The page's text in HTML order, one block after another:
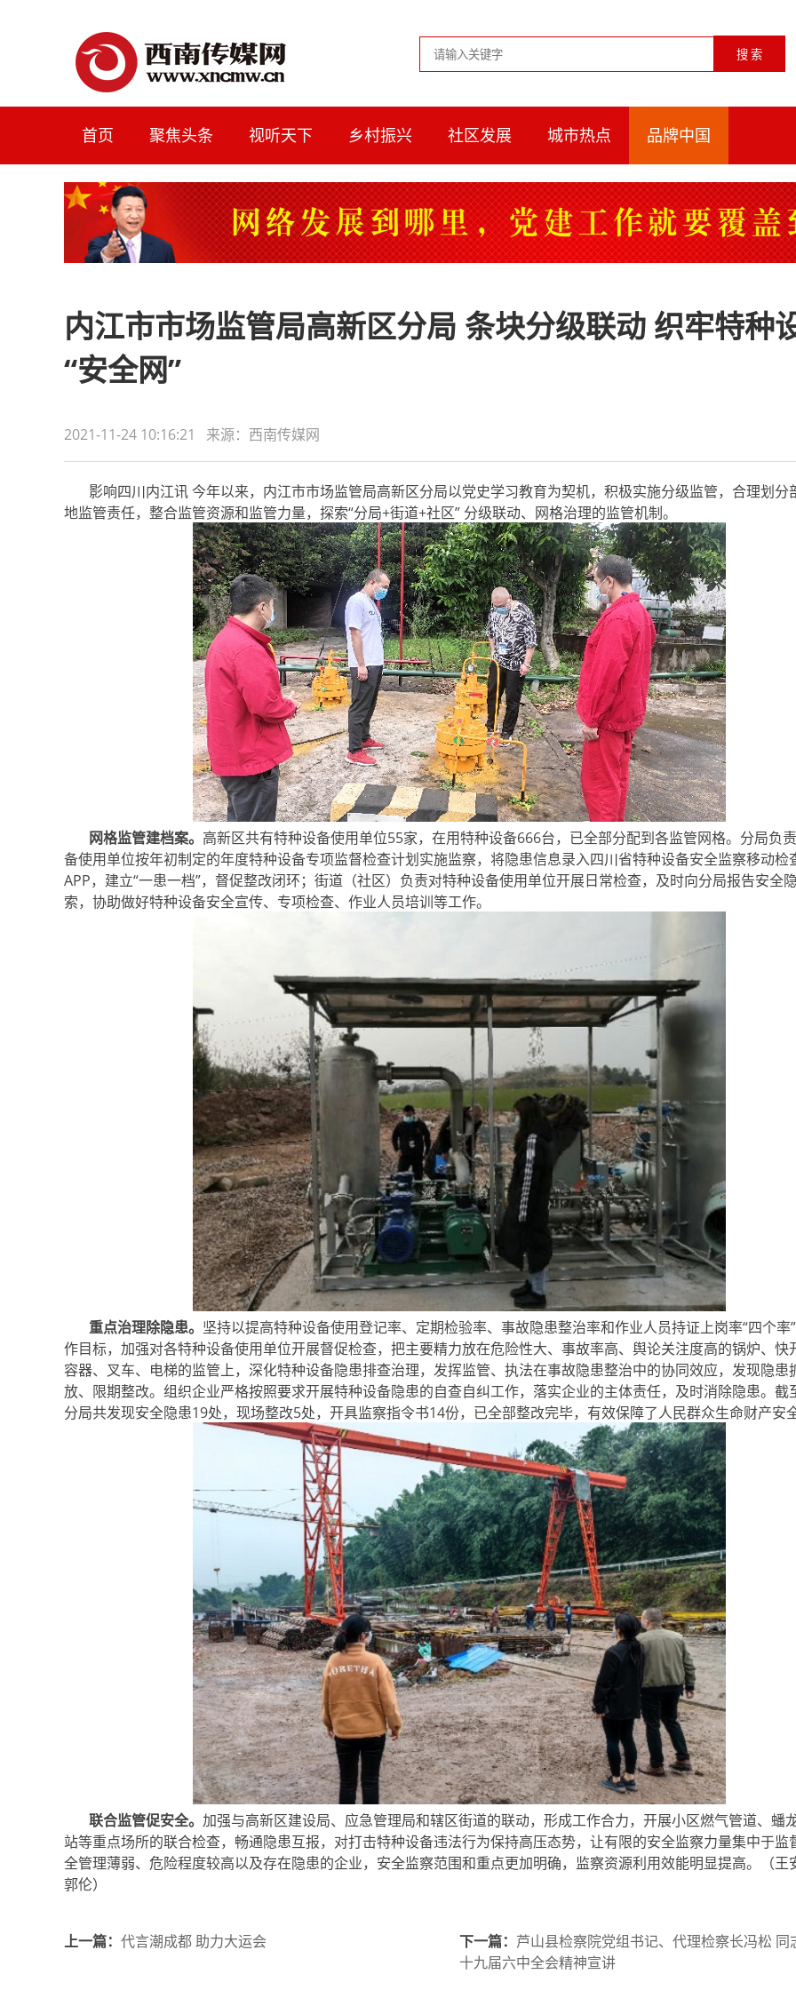
首页 聚焦头条 视听天下 乡村振兴 社区发展 城市热点 品牌中国
内江市市场监管局高新区分局 条块分级联动 织牢特种
“安全网”
2021-11-24 10:16:21 来源：西南传媒网
影响四川内江讯 今年以来，内江市市场监管局高新区分局以党史学习教育为契机，积极实施分级监管，合理划分
地监管责任，整合监管资源和监管力量，探索“分局+街道+社区” 分级联动、网格治理的监管机制。
网格监管建档案。 高新区共有特种设备使用单位55家，在用特种设备666台，已全部分配到各监管网格。分局负
备使用单位按年初制定的年度特种设备专项监督检查计划实施监察，将隐患信息录入四川省特种设备安全监察移动检
APP，建立“一患一档”，督促整改闭环；街道（社区）负责对特种设备使用单位开展日常检查，及时向分局报告安全
索，协助做好特种设备安全宣传、专项检查、作业人员培训等工作。
重点治理除隐患。 坚持以提高特种设备使用登记率、定期检验率、事故隐患整治率和作业人员持证上岗率“四个率
作目标，加强对各特种设备使用单位开展督促检查，把主要精力放在危险性大、事故率高、舆论关注度高的锅炉、快
容器、叉车、电梯的监管上，深化特种设备隐患排查治理，发挥监管、执法在事故隐患整治中的协同效应，发现隐患
放、限期整改。组织企业严格按照要求开展特种设备隐患的自查自纠工作，落实企业的主体责任，及时消除隐患。截
分局共发现安全隐患19处，现场整改5处，开具监察指令书14份，已全部整改完毕，有效保障了人民群众生命财产安
联合监管促安全。 加强与高新区建设局、应急管理局和辖区街道的联动，形成工作合力，开展小区燃气管道、蟠
站等重点场所的联合检查，畅通隐患互报，对打击特种设备违法行为保持高压态势，让有限的安全监察力量集中于监
全管理薄弱、危险程度较高以及存在隐患的企业，安全监察范围和重点更加明确，监察资源利用效能明显提高。（王
郭伦）
上一篇： 代言潮成都 助力大运会 下一篇： 芦山县检察院党组书记、代理检察长冯松 同
十九届六中全会精神宣讲